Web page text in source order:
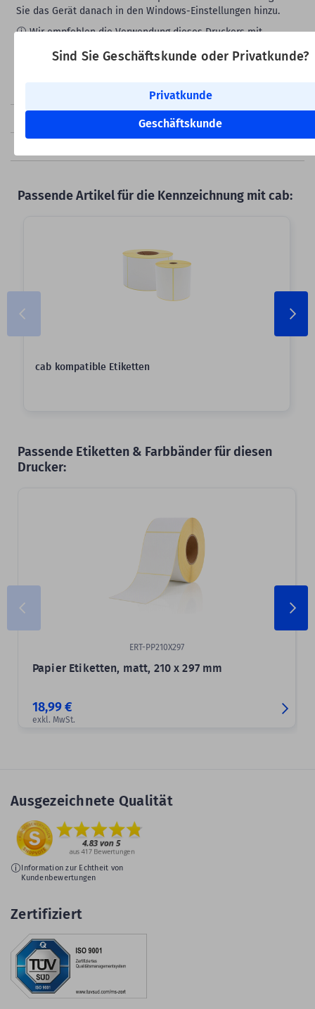
Sind Sie Geschäftskunde oder Privatkunde?
Privatkunde
Geschäftskunde
Sie das Gerät danach in den Windows-Einstellungen hinzu.
Wir empfehlen die Verwendung dieses Druckers mit
Support anbieten.
Passende Artikel für die Kennzeichnung mit cab:
cab kompatible Etiketten
Passende Etiketten & Farbbänder für diesen
Drucker:
Papier Etiketten, matt, 210 x 297 mm
ERT-PP210X297
18,99 €
exkl. MwSt.
Ausgezeichnete Qualität
Information zur Echtheit von
Kundenbewertungen
Zertifiziert